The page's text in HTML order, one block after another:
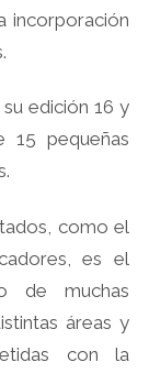
incorporación
edición 16 y
15 pequeñas
como el
es el
de muchas
áreas y
con la